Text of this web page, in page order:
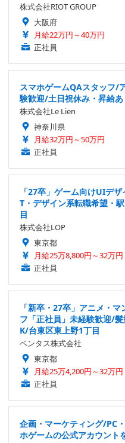
株式会社RIOT GROUP
大阪府
月給22万円～40万円
正社員
スマホゲームQAスタッフ/
験歓迎/土日祝休み・昇給あ
株式会社Le Lien
神奈川県
月給32万円～50万円
正社員
「27卒」ゲーム向けUIデ
T・デザイン系転職希望・
目
株式会社LOP
東京都
月給25万8,800円～32万円
正社員
「新卒・27卒」アニメ・
フ「正社員」未経験歓迎/
K/台東区東上野1丁目
ベンタス株式会社
東京都
月給25万4,200円～32万円
正社員
企画・マーケティング/PC
ホゲームの公式アカウント